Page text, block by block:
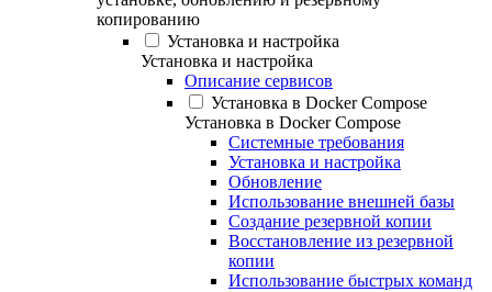
копированию
Установка и настройка
Установка и настройка
Описание сервисов
Установка в Docker Compose
Установка в Docker Compose
Системные требования
Установка и настройка
Обновление
Использование внешней базы
Создание резервной копии
Восстановление из резервной
копии
Использование быстрых команд